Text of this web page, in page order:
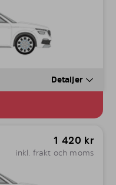
Detaljer
1 420 kr
inkl. frakt och moms